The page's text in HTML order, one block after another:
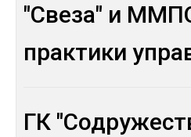
"Свеза" и
практики
ГК